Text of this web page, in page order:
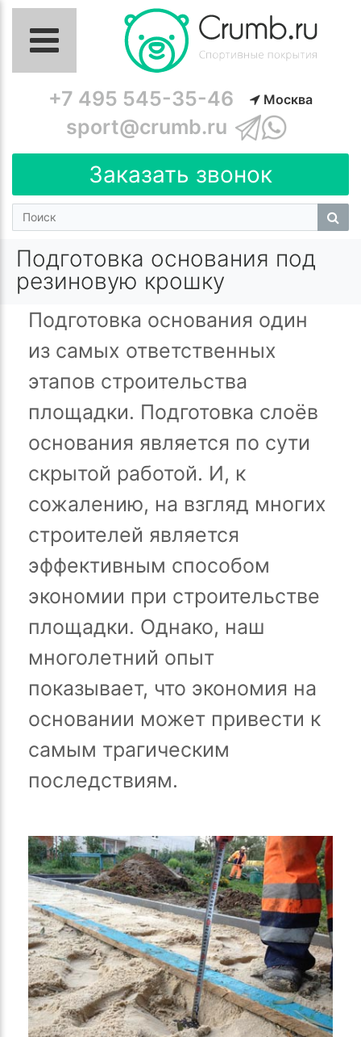
+7 495 545-35-46 Москва
sport@crumb.ru
Заказать звонок
Подготовка основания под
резиновую крошку
Подготовка основания один
из самых ответственных
этапов строительства
площадки. Подготовка слоёв
основания является по сути
скрытой работой. И, к
сожалению, на взгляд многих
строителей является
эффективным способом
экономии при строительстве
площадки. Однако, наш
многолетний опыт
показывает, что экономия на
основании может привести к
самым трагическим
последствиям.